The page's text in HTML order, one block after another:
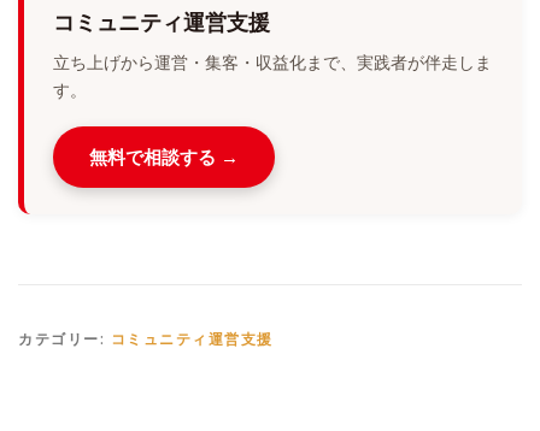
コミュニティ運営支援
立ち上げから運営・集客・収益化まで、実践者が伴走しま
す。
無料で相談する →
カテゴリー: コミュニティ運営支援